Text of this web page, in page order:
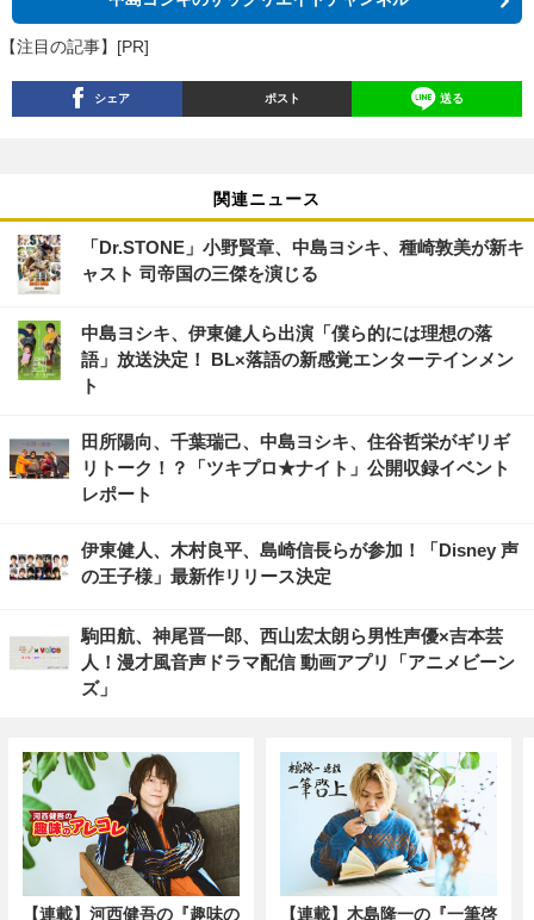
【注目の記事】[PR]
シェア ポスト 送る
関連ニュース
「Dr.STONE」小野賢章、中島ヨシキ、種崎敦美が新キ
ャスト 司帝国の三傑を演じる
中島ヨシキ、伊東健人ら出演「僕ら的には理想の落
語」放送決定！ BL×落語の新感覚エンターテインメン
ト
田所陽向、千葉瑞己、中島ヨシキ、住谷哲栄がギリギ
リトーク！？「ツキプロ★ナイト」公開収録イベント
レポート
伊東健人、木村良平、島崎信長らが参加！「Disney 声
の王子様」最新作リリース決定
駒田航、神尾晋一郎、西山宏太朗ら男性声優×吉本芸
人！漫才風音声ドラマ配信 動画アプリ「アニメビーン
ズ」
【連載】河西健吾の『趣味の
【連載】木島隆一の『一筆啓